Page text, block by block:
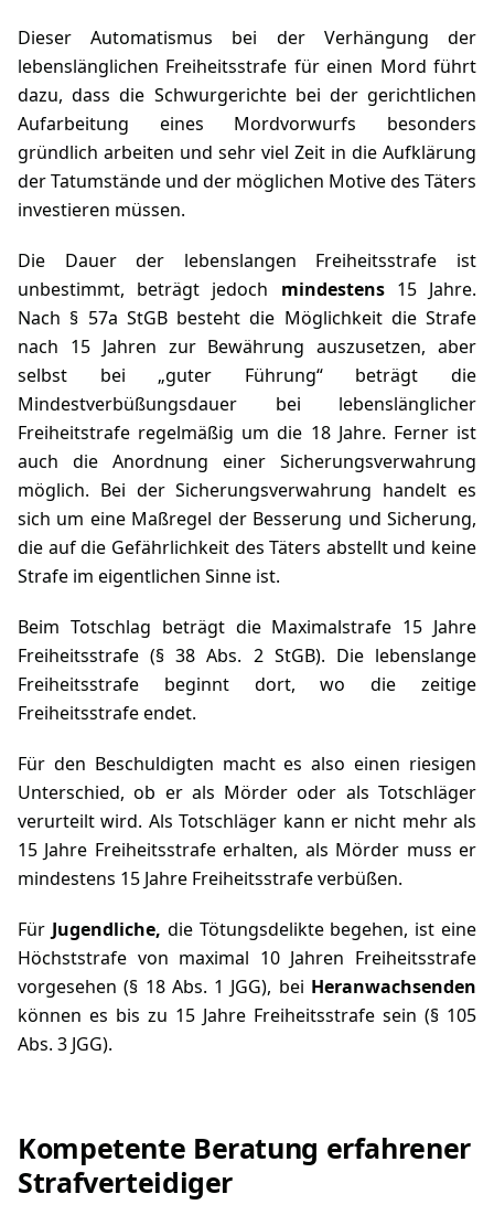
Dieser Automatismus bei der Verhängung der
lebenslänglichen Freiheitsstrafe für einen Mord führt
dazu, dass die Schwurgerichte bei der gerichtlichen
Aufarbeitung eines Mordvorwurfs besonders
gründlich arbeiten und sehr viel Zeit in die Aufklärung
der Tatumstände und der möglichen Motive des Täters
investieren müssen.
Die Dauer der lebenslangen Freiheitsstrafe ist
unbestimmt, beträgt jedoch mindestens15 Jahre.
Nach § 57a StGBbesteht die Möglichkeit die Strafe
nach 15 Jahren zur Bewährung auszusetzen, aber
selbst bei „guter Führung“ beträgt die
Mindestverbüßungsdauer bei lebenslänglicher
Freiheitstrafe regelmäßig um die 18 Jahre. Ferner ist
auch die Anordnung einer Sicherungsverwahrung
möglich. Bei der Sicherungsverwahrung handelt es
sich um eine Maßregel der Besserung und Sicherung,
die auf die Gefährlichkeit des Täters abstellt und keine
Strafe im eigentlichen Sinne ist.
Beim Totschlag beträgt die Maximalstrafe 15 Jahre
Freiheitsstrafe (§ 38 Abs. 2 StGB). Die lebenslange
Freiheitsstrafe beginnt dort, wo die zeitige
Freiheitsstrafe endet.
Für den Beschuldigten macht es also einen riesigen
Unterschied, ob er als Mörder oder als Totschläger
verurteilt wird. Als Totschläger kann er nicht mehr als
15 Jahre Freiheitsstrafe erhalten, als Mörder muss er
mindestens 15 Jahre Freiheitsstrafe verbüßen.
Für Jugendliche, die Tötungsdelikte begehen, ist eine
Höchststrafe von maximal 10 Jahren Freiheitsstrafe
vorgesehen (§ 18 Abs. 1 JGG), bei Heranwachsenden
können es bis zu 15 Jahre Freiheitsstrafe sein (§ 105
Abs. 3 JGG).
Kompetente Beratung erfahrener
Strafverteidiger